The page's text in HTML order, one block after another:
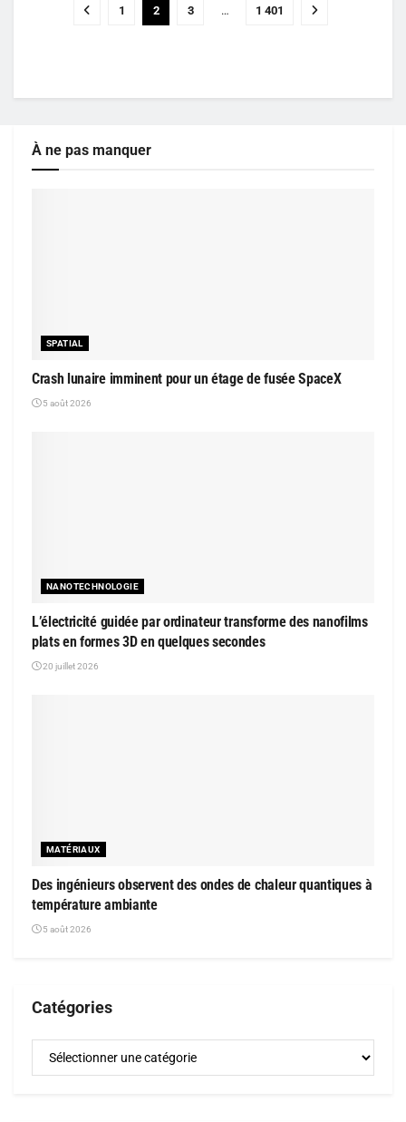
1 2 3 … 1 401
À ne pas manquer
SPATIAL
Crash lunaire imminent pour un étage de fusée SpaceX
5 août 2026
NANOTECHNOLOGIE
L’électricité guidée par ordinateur transforme des nanofilms
plats en formes 3D en quelques secondes
20 juillet 2026
MATÉRIAUX
Des ingénieurs observent des ondes de chaleur quantiques à
température ambiante
5 août 2026
Catégories